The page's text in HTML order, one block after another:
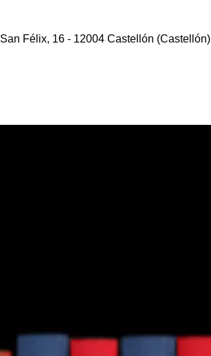
Félix, 16 - 12004 Castellón (Castellón)